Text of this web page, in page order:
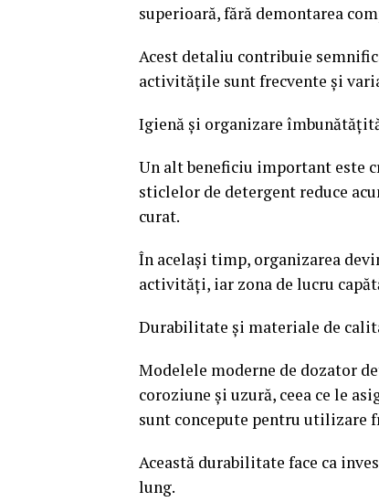
superioară, fără demontarea
Acest detaliu contribuie
activitățile sunt frecvente și
Igienă și organizare
Un alt beneficiu important este
sticlelor de detergent reduce
curat.
În același timp, organizarea
activități, iar zona de lucru
Durabilitate și materiale de
Modelele moderne de dozator
coroziune și uzură, ceea ce le
sunt concepute pentru utilizare
Această durabilitate face ca
lung.